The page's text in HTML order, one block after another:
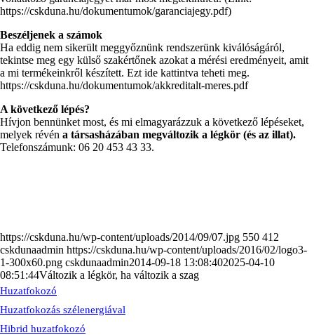
https://cskduna.hu/dokumentumok/garanciajegy.pdf)
Beszéljenek a számok
Ha eddig nem sikerült meggyőznünk rendszerünk kiválóságáról,
tekintse meg egy külső szakértőnek azokat a mérési eredményeit, amit
a mi termékeinkről készített. Ezt ide kattintva teheti meg.
https://cskduna.hu/dokumentumok/akkreditalt-meres.pdf
A következő lépés?
Hívjon bennünket most, és mi elmagyarázzuk a következő lépéseket,
melyek révén a társasházában megváltozik a légkör (és az illat).
Telefonszámunk: 06 20 453 43 33.
https://cskduna.hu/wp-content/uploads/2014/09/07.jpg 550 412
cskdunaadmin https://cskduna.hu/wp-content/uploads/2016/02/logo3-
1-300x60.png cskdunaadmin2014-09-18 13:08:402025-04-10
08:51:44Változik a légkör, ha változik a szag
Huzatfokozó
Huzatfokozás szélenergiával
Hibrid huzatfokozó